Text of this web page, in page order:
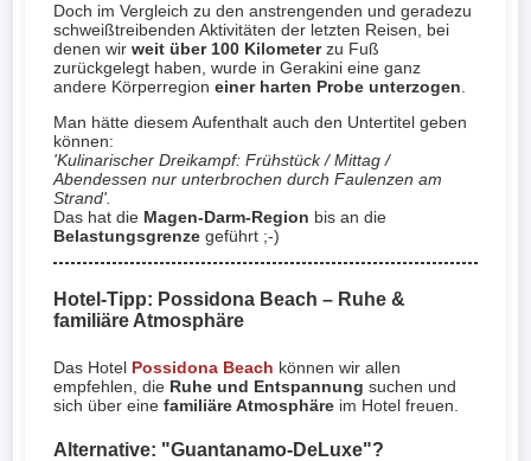
Doch im Vergleich zu den anstrengenden und geradezu
schweißtreibenden Aktivitäten der letzten Reisen, bei
denen wirweit über 100 Kilometerzu Fuß
zurückgelegt haben, wurde in Gerakini eine ganz
andere Körperregioneiner harten Probe unterzogen
Man hätte diesem Aufenthalt auch den Untertitel geben
können:
'Kulinarischer Dreikampf: Frühstück / Mittag /
Abendessen nur unterbrochen durch Faulenzen am
Strand'.
Das hat die Magen-Darm-Region bis an die
Belastungsgrenze geführt ;-)
Hotel-Tipp: Possidona Beach – Ruhe &
familiäre Atmosphäre
Das Hotel Possidona Beach können wir allen
empfehlen, die Ruhe und Entspannung suchen und
sich über einefamiliäre Atmosphäre im Hotel freuen.
Alternative: "Guantanamo-DeLuxe"?